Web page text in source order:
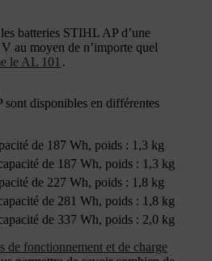
batteries STIHL AP d’une
au moyen de n’importe quel
le AL 101 .
disponibles en différentes
de 187 Wh, poids : 1,3 kg
de 187 Wh, poids : 1,3 kg
de 227 Wh, poids : 1,8 kg
de 281 Wh, poids : 1,8 kg
de 337 Wh, poids : 2,0 kg
de fonctionnement et de charge